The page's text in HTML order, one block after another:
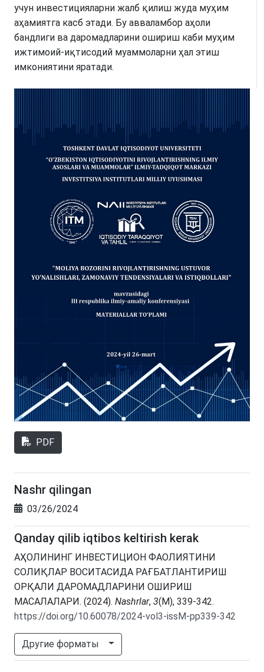
учун инвестицияларни жалб қилиш жуда муҳим
аҳамиятга касб этади. Бу авваламбор аҳоли
бандлиги ва даромадларини ошириш каби муҳим
ижтимоий-иқтисодий муаммоларни ҳал этиш
имкониятини яратади.
PDF
Nashr qilingan
03/26/2024
Qanday qilib iqtibos keltirish kerak
АҲОЛИНИНГ ИНВЕСТИЦИОН ФАОЛИЯТИНИ
СОЛИҚЛАР ВОСИТАСИДА РАҒБАТЛАНТИРИШ
ОРҚАЛИ ДАРОМАДЛАРИНИ ОШИРИШ
МАСАЛАЛАРИ. (2024). Nashrlar, 3(M), 339-342.
https://doi.org/10.60078/2024-vol3-issM-pp339-342
Другие форматы